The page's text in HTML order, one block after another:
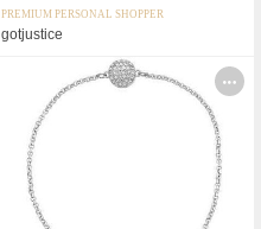
PREMIUM PERSONAL SHOPPER
gotjustice